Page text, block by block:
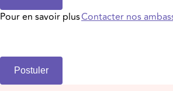
Pour en savoir plusContacter nos
Postuler